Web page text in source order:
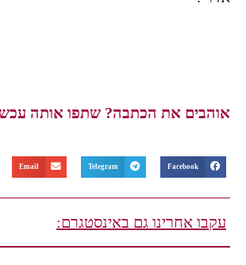
אוהבים את הכתבה? שתפו אותה עכשיו:
Facebook
Telegram
Email
עקבו אחרינו גם באינסטגרם: